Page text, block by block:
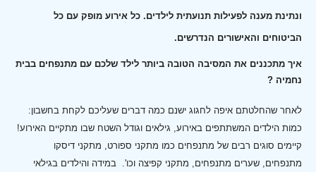
ונתינת מענה לפעילות תנועתית לילדים. כל אירוע מופק עם כל
הביטוחים והאישורים הנדרשים.
איך מתכננים את המסיבה הטובה ביותר לילד שלכם עם מתנפחים בבית
נחמיה ?
לאחר שהחלטתם איפה לחגוג ישנם כמה דברים שעליכם לקחת בחשבון:
כמות הילדים המשתתפים באירוע, גילאים וגודל השטח שבו מתקיים האירוע!
קיימים סוגים רבים של מתנפחים כמו מתקני ספורט, מתקני דיסקו
מתנפחים, שערים מתנפחים, מתקני קפיצה וכו'. במידה והילדים בגילאי